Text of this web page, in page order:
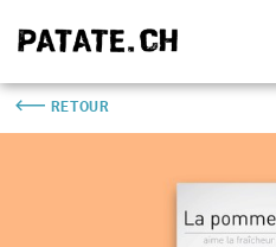
RETOUR
QUE CHERCHEZ